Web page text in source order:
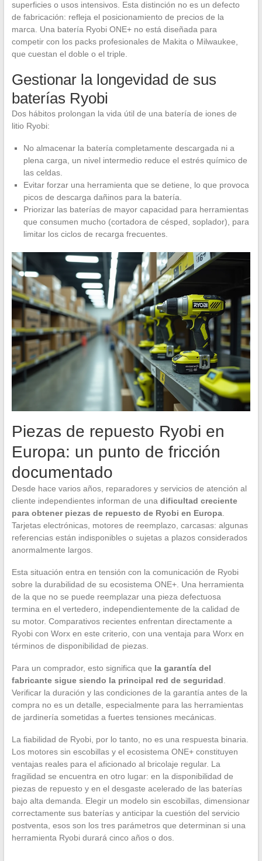
superficies o usos intensivos. Esta distinción no es un defecto
de fabricación: refleja el posicionamiento de precios de la
marca. Una batería Ryobi ONE+ no está diseñada para
competir con los packs profesionales de Makita o Milwaukee,
que cuestan el doble o el triple.
Gestionar la longevidad de sus
baterías Ryobi
Dos hábitos prolongan la vida útil de una batería de iones de
litio Ryobi:
No almacenar la batería completamente descargada ni a
plena carga, un nivel intermedio reduce el estrés químico de
las celdas.
Evitar forzar una herramienta que se detiene, lo que provoca
picos de descarga dañinos para la batería.
Priorizar las baterías de mayor capacidad para herramientas
que consumen mucho (cortadora de césped, soplador), para
limitar los ciclos de recarga frecuentes.
Piezas de repuesto Ryobi en
Europa: un punto de fricción
documentado
Desde hace varios años, reparadores y servicios de atención al
cliente independientes informan de una dificultad creciente
para obtener piezas de repuesto de Ryobi en Europa.
Tarjetas electrónicas, motores de reemplazo, carcasas: algunas
referencias están indisponibles o sujetas a plazos considerados
anormalmente largos.
Esta situación entra en tensión con la comunicación de Ryobi
sobre la durabilidad de su ecosistema ONE+. Una herramienta
de la que no se puede reemplazar una pieza defectuosa
termina en el vertedero, independientemente de la calidad de
su motor. Comparativos recientes enfrentan directamente a
Ryobi con Worx en este criterio, con una ventaja para Worx en
términos de disponibilidad de piezas.
Para un comprador, esto significa que la garantía del
fabricante sigue siendo la principal red de seguridad.
Verificar la duración y las condiciones de la garantía antes de la
compra no es un detalle, especialmente para las herramientas
de jardinería sometidas a fuertes tensiones mecánicas.
La fiabilidad de Ryobi, por lo tanto, no es una respuesta binaria.
Los motores sin escobillas y el ecosistema ONE+ constituyen
ventajas reales para el aficionado al bricolaje regular. La
fragilidad se encuentra en otro lugar: en la disponibilidad de
piezas de repuesto y en el desgaste acelerado de las baterías
bajo alta demanda. Elegir un modelo sin escobillas, dimensionar
correctamente sus baterías y anticipar la cuestión del servicio
postventa, esos son los tres parámetros que determinan si una
herramienta Ryobi durará cinco años o dos.